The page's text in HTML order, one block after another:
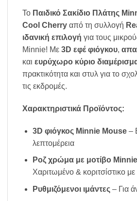
Το Παιδικό Σακίδιο Πλάτης
Cool Cherry από τη συλλογή
ιδανική επιλογή για τους
Minnie! Με 3D εφέ φιόγκου,
και ευρύχωρο κύριο
πρακτικότητα και στυλ για το
τις εκδρομές.
Χαρακτηριστικά Προϊόντος:
3D φιόγκος Minnie Mouse–
λεπτομέρεια
Ροζ χρώμα με μοτίβο
Χαριτωμένο & κοριτσίστικο
Ρυθμιζόμενοι ιμάντες– Για